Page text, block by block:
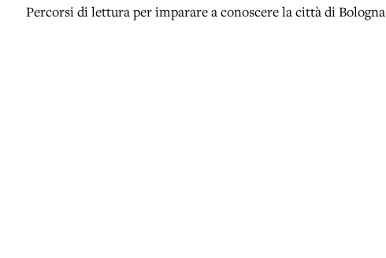
Percorsi di lettura per imparare a conoscere la città di Bologna